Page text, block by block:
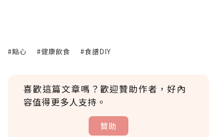
#點心 #健康飲食 #食譜DIY
喜歡這篇文章嗎？歡迎贊助作者，好內
容值得更多人支持。
贊助